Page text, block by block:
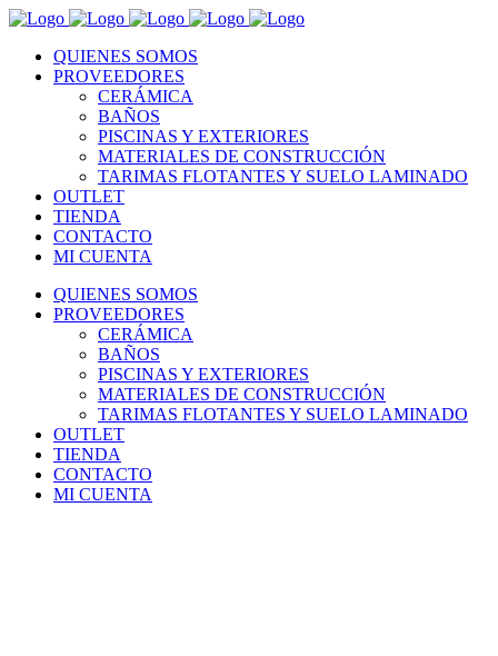
QUIENES SOMOS
PROVEEDORES
CERÁMICA
BAÑOS
PISCINAS Y EXTERIORES
MATERIALES DE CONSTRUCCIÓN
TARIMAS FLOTANTES Y SUELO LAMINADO
OUTLET
TIENDA
CONTACTO
MI CUENTA
QUIENES SOMOS
PROVEEDORES
CERÁMICA
BAÑOS
PISCINAS Y EXTERIORES
MATERIALES DE CONSTRUCCIÓN
TARIMAS FLOTANTES Y SUELO LAMINADO
OUTLET
TIENDA
CONTACTO
MI CUENTA